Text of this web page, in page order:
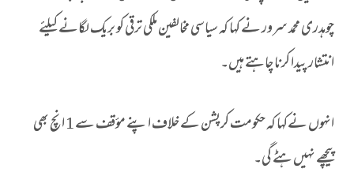
چوہدری محمد سرور نے کہا کہ سیاسی مخالفین ملکی ترقی کو بریک لگانے کیلئے
انتشار پیدا کرنا چاہتے ہیں۔
انہوں نےکہا کہ حکومت کرپشن کے خلاف اپنے مؤقف سے 1 انچ بھی
پیچھے نہیں ہٹے گی۔